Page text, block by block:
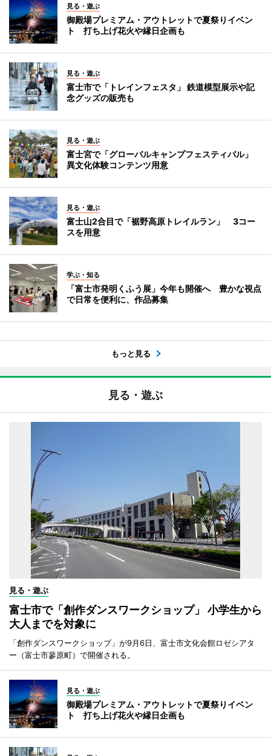
見る・遊ぶ
御殿場プレミアム・アウトレットで夏祭りイベン
ト 打ち上げ花火や縁日企画も
見る・遊ぶ
富士市で「トレインフェスタ」 鉄道模型展示や記
念グッズの販売も
見る・遊ぶ
富士宮で「グローバルキャンプフェスティバル」
異文化体験コンテンツ用意
見る・遊ぶ
富士山2合目で「裾野高原トレイルラン」 3コー
スを用意
学ぶ・知る
「富士市発明くふう展」今年も開催へ 豊かな視点
で日常を便利に、作品募集
もっと見る
見る・遊ぶ
見る・遊ぶ
富士市で「創作ダンスワークショップ」 小学生から
大人までを対象に
「創作ダンスワークショップ」が9月6日、富士市文化会館ロゼシアタ
ー（富士市蓼原町）で開催される。
見る・遊ぶ
御殿場プレミアム・アウトレットで夏祭りイベン
ト 打ち上げ花火や縁日企画も